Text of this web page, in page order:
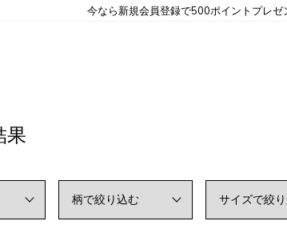
今なら新規会員登録で500ポイントプレゼ
果